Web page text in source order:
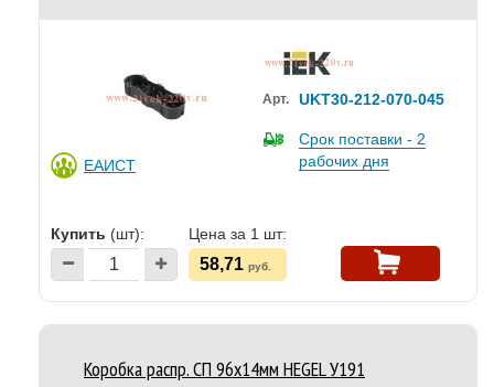
ЕАИСТ
Арт. UKT30-212-070-045
Срок поставки - 2
рабочих дня
Купить (шт): Цена за 1 шт:
58,71 руб.
Коробка распр. СП 96х14мм HEGEL У191